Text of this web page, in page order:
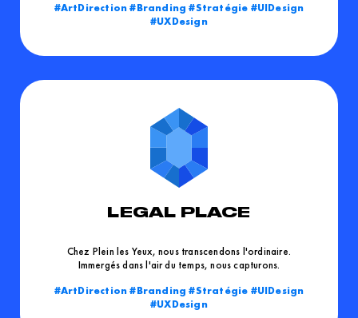
ArtDirection
Branding Stratégie
UIDesign
UXDesign
LEGAL PLACE
Chez Plein les Yeux, nous transcendons l'ordinaire.
Immergés dans l'air du temps, nous capturons.
ArtDirection
Branding Stratégie
UIDesign
UXDesign